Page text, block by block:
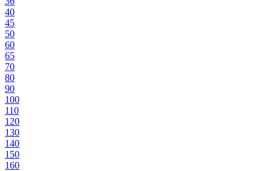
40
45
50
60
65
70
80
90
100
110
120
130
140
150
160